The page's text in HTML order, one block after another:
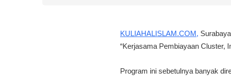
KULIAHALISLAM.COM,
“Kerjasama Pembiayaan Cluster,
Program ini sebetulnya banyak